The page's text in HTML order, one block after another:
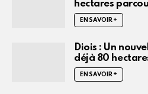
hectares
EN SAVOIR +
Diois : Un
déjà 80
EN SAVOIR +